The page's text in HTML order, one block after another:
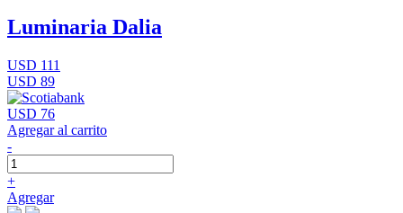
Luminaria Dalia
USD 111
USD 89
USD 76
Agregar al carrito
-
+
Agregar